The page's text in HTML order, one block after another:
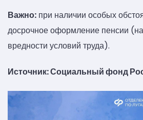
Важно: при наличии особых
досрочное оформление пенсии
вредности условий труда).
Источник: Социальный фонд